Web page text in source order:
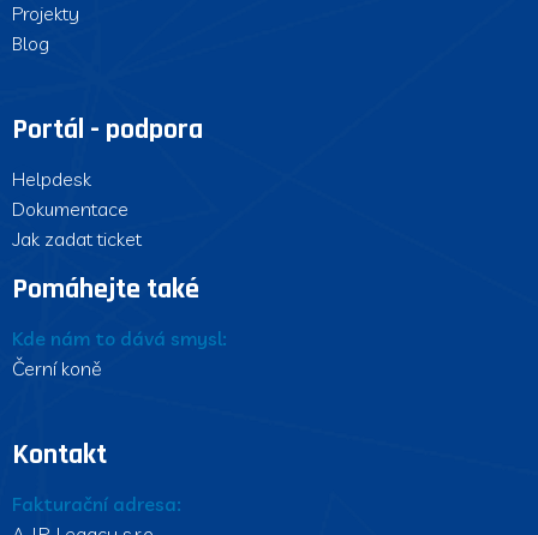
Projekty
Blog
Portál - podpora
Helpdesk
Dokumentace
Jak zadat ticket
Pomáhejte také
Kde nám to dává smysl:
Černí koně
Kontakt
Fakturační adresa: